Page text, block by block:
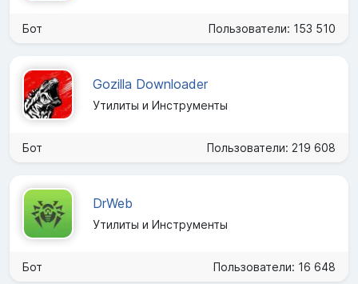
Бот Пользователи: 153 510
Gozilla Downloader
Утилиты и Инструменты
Бот Пользователи: 219 608
DrWeb
Утилиты и Инструменты
Бот Пользователи: 16 648